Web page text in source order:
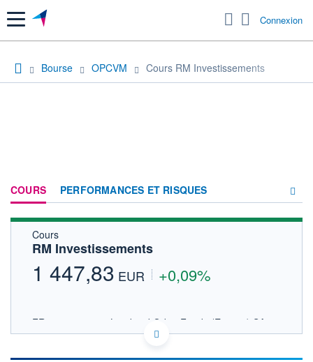
Menu Connexion
Bourse OPCVM Cours RM Investissements
COURS PERFORMANCES ET RISQUES
FORUM
Cours
RM Investissements
1 447,83 EUR +0,09%
FR0011082007 - Lombard Odier Funds (Europe) SA
OPCVM DERNIER COURS CONNU AU 31/07/2026